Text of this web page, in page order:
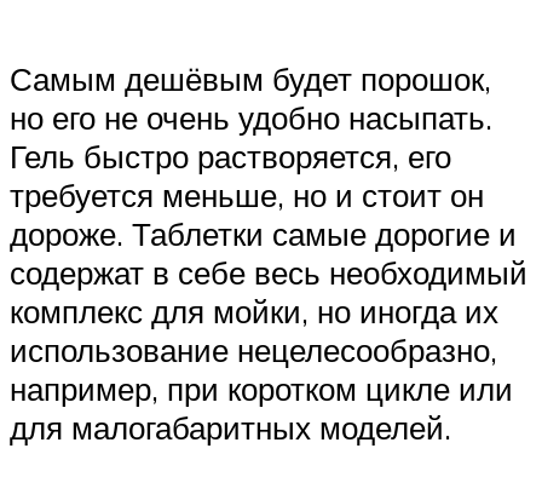
Самым дешёвым будет порошок,
но его не очень удобно насыпать.
Гель быстро растворяется, его
требуется меньше, но и стоит он
дороже. Таблетки самые дорогие и
содержат в себе весь необходимый
комплекс для мойки, но иногда их
использование нецелесообразно,
например, при коротком цикле или
для малогабаритных моделей.